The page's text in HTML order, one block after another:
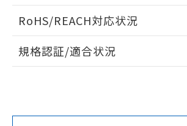
ドすることができます。
ログイン/会員登録
ダウンロードデータをご利用いただく前に
RoHS/REACH対応状況
EU RoHS 注意事項・凡例
規格認証/適合状況
欄に対応日を記載しておりました
既に当社にて対応品への在庫切
していることから、特段のことが
り、2022年1月12日より割愛して
す。